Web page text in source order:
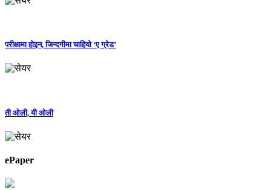
परीक्षामा होइन, जिन्दगीमा चाहियो ‘ए ग्रेड’
ती ओली, यी ओली
ePaper